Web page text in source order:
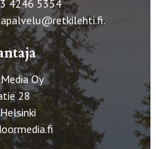
4246 5354
.
Oy
28